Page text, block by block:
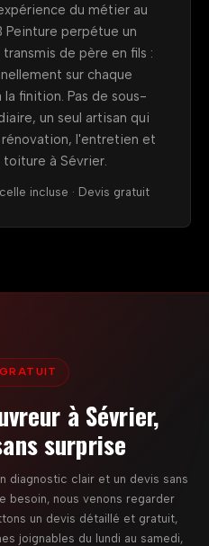
du métier au
perpétue un
de père en fils :
sur chaque
finition. Pas de sous-
un seul artisan qui
l'entretien et
à Sévrier.
incluse · Devis gratuit
à Sévrier,
surprise
diagnostic clair et un devis sans
besoin, nous venons regarder
un devis détaillé et gratuit,
joignables du lundi au samedi,